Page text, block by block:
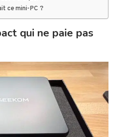
ce mini-PC ?
qui ne paie pas